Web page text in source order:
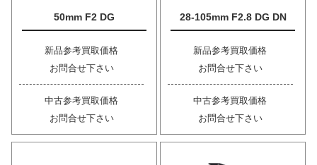
50mm F2 DG
新品参考買取価格
お問合せ下さい
中古参考買取価格
お問合せ下さい
28-105mm F2.8 DG DN
新品参考買取価格
お問合せ下さい
中古参考買取価格
お問合せ下さい